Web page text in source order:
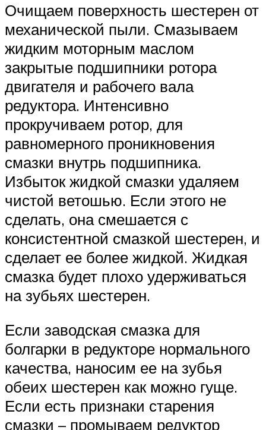
Очищаем поверхность шестерен от
механической пыли. Смазываем
жидким моторным маслом
закрытые подшипники ротора
двигателя и рабочего вала
редуктора. Интенсивно
прокручиваем ротор, для
равномерного проникновения
смазки внутрь подшипника.
Избыток жидкой смазки удаляем
чистой ветошью. Если этого не
сделать, она смешается с
консистентной смазкой шестерен, и
сделает ее более жидкой. Жидкая
смазка будет плохо удерживаться
на зубьях шестерен.
Если заводская смазка для
болгарки в редукторе нормального
качества, наносим ее на зубья
обеих шестерен как можно гуще.
Если есть признаки старения
смазки – промываем редуктор